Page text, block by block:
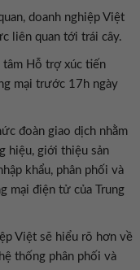
doanh nghiệp Việt
liên quan tới trái cây.
tâm Hỗ trợ xúc tiến
mại trước 17h ngày
đoàn giao dịch nhằm
hiệu, giới thiệu sản
khẩu, phân phối và
mại điện tử của Trung
Việt sẽ hiểu rõ hơn về
thống phân phối và